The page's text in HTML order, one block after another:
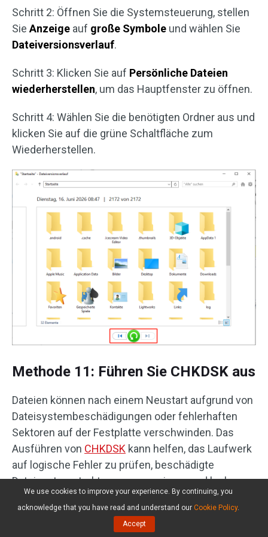
Schritt 2: Öffnen Sie die Systemsteuerung, stellen
Sie Anzeige auf große Symbole und wählen Sie
Dateiversionsverlauf.
Schritt 3: Klicken Sie auf Persönliche Dateien
wiederherstellen, um das Hauptfenster zu öffnen.
Schritt 4: Wählen Sie die benötigten Ordner aus und
klicken Sie auf die grüne Schaltfläche zum
Wiederherstellen.
Methode 11: Führen Sie CHKDSK aus
Dateien können nach einem Neustart aufgrund von
Dateisystembeschädigungen oder fehlerhaften
Sektoren auf der Festplatte verschwinden. Das
Ausführen von CHKDSK kann helfen, das Laufwerk
auf logische Fehler zu prüfen, beschädigte
Dateisystemstrukturen zu reparieren und lesbare
Informationen aus fehlerhaften Sektoren
wiederherzustellen.
We use cookies to improve your experience. By continuing, you
acknowledge that you have read and understand our Cookie Policy.
Accept